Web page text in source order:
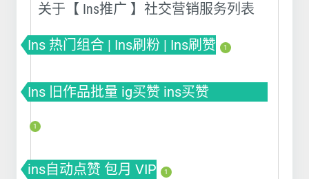
关于【 Ins推广 】社交营销服务列表
Ins 热门组合 | Ins刷粉 | Ins刷赞 1
Ins 旧作品批量 ig买赞 ins买赞
1
ins自动点赞 包月 VIP 1